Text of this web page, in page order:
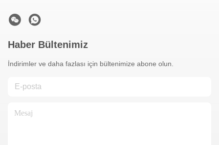
Haber Bültenimiz
İndirimler ve daha fazlası için bültenimize abone olun.